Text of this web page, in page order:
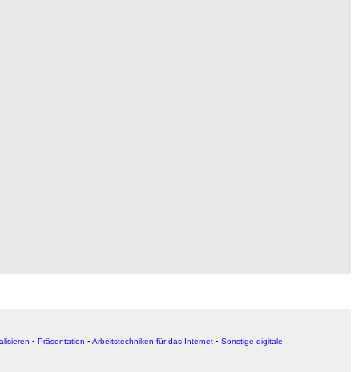
▪ Präsentation ▪ Arbeitstechniken für das Internet ▪ Sonstige digitale